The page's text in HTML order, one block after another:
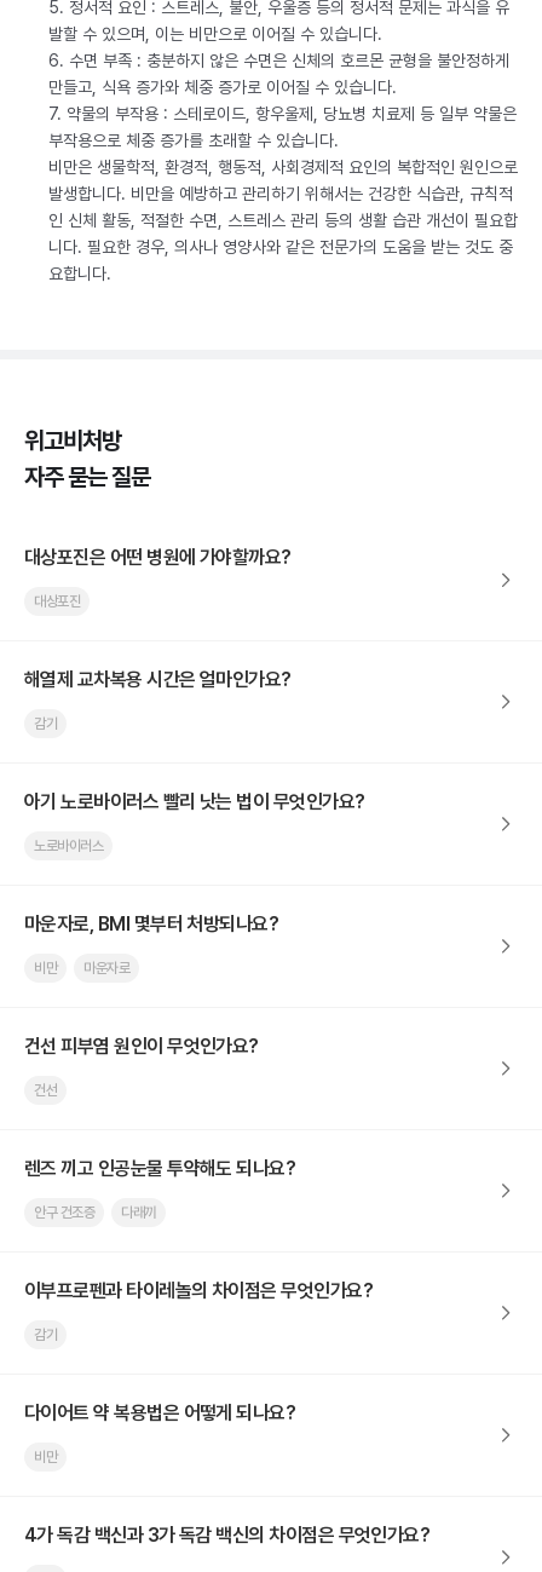
5. 정서적 요인 : 스트레스, 불안, 우울증 등의 정서적 문제는 과식을 유
발할 수 있으며, 이는 비만으로 이어질 수 있습니다.
6. 수면 부족 : 충분하지 않은 수면은 신체의 호르몬 균형을 불안정하게
만들고, 식욕 증가와 체중 증가로 이어질 수 있습니다.
7. 약물의 부작용 : 스테로이드, 항우울제, 당뇨병 치료제 등 일부 약물은
부작용으로 체중 증가를 초래할 수 있습니다.
비만은 생물학적, 환경적, 행동적, 사회경제적 요인의 복합적인 원인으로
발생합니다. 비만을 예방하고 관리하기 위해서는 건강한 식습관, 규칙적
인 신체 활동, 적절한 수면, 스트레스 관리 등의 생활 습관 개선이 필요합
니다. 필요한 경우, 의사나 영양사와 같은 전문가의 도움을 받는 것도 중
요합니다.
위고비처방
자주 묻는 질문
대상포진은 어떤 병원에 가야할까요?
대상포진
해열제 교차복용 시간은 얼마인가요?
감기
아기 노로바이러스 빨리 낫는 법이 무엇인가요?
노로바이러스
마운자로, BMI 몇부터 처방되나요?
비만 마운자로
건선 피부염 원인이 무엇인가요?
건선
렌즈 끼고 인공눈물 투약해도 되나요?
안구 건조증 다래끼
이부프로펜과 타이레놀의 차이점은 무엇인가요?
감기
다이어트 약 복용법은 어떻게 되나요?
비만
4가 독감 백신과 3가 독감 백신의 차이점은 무엇인가요?